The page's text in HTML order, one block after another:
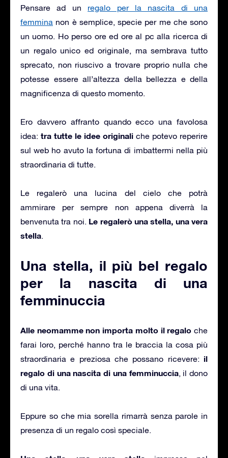
Pensare ad un regalo per la nascita di una
femmina non è semplice, specie per me che sono
un uomo. Ho perso ore ed ore al pc alla ricerca di
un regalo unico ed originale, ma sembrava tutto
sprecato, non riuscivo a trovare proprio nulla che
potesse essere all’altezza della bellezza e della
magnificenza di questo momento.
Ero davvero affranto quando ecco una favolosa
idea: tra tutte le idee originali che potevo reperire
sul web ho avuto la fortuna di imbattermi nella più
straordinaria di tutte.
Le regalerò una lucina del cielo che potrà
ammirare per sempre non appena diverrà la
benvenuta tra noi. Le regalerò una stella, una vera
stella.
Una stella, il più bel regalo
per la nascita di una
femminuccia
Alle neomamme non importa molto il regalo che
farai loro, perché hanno tra le braccia la cosa più
straordinaria e preziosa che possano ricevere: il
regalo di una nascita di una femminuccia, il dono
di una vita.
Eppure so che mia sorella rimarrà senza parole in
presenza di un regalo così speciale.